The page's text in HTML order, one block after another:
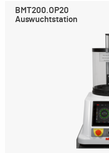
BMT200.OP20
Auswuchtstation